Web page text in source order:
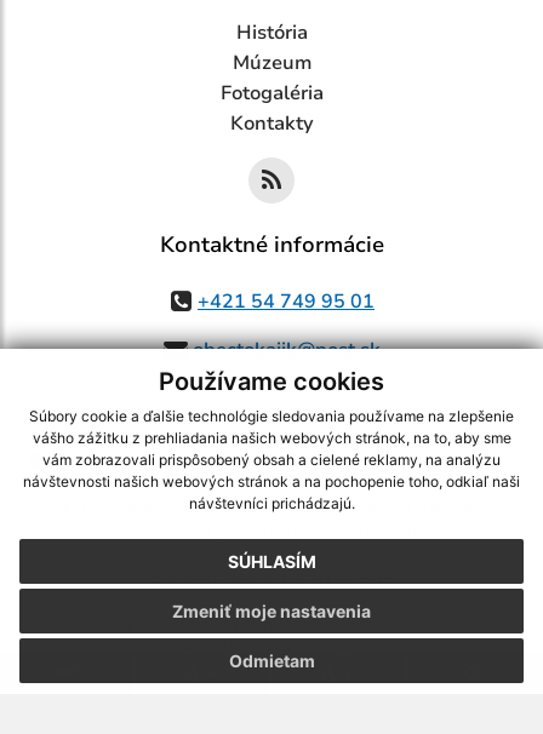
Používame cookies
Súbory cookie a ďalšie technológie sledovania používame na zlepšenie
vášho zážitku z prehliadania našich webových stránok, na to, aby sme
vám zobrazovali prispôsobený obsah a cielené reklamy, na analýzu
návštevnosti našich webových stránok a na pochopenie toho, odkiaľ naši
návštevníci prichádzajú.
SÚHLASÍM
Odmietam
Zmeniť moje nastavenia
História
Múzeum
Fotogaléria
Kontakty
Kontaktné informácie
+421 54 749 95 01
obectokajik@post.sk
využite možnosť získavania aktuálnych informácií s využitím RSS
CMS systém (redakčný) systém ECHELON 2,Mapa stránok,web portál
webex.digital, s.r.o.,domény,registrácia domény
Posledná aktualizácia:04.08.2026
Vytlačiť stránku|Vyhlásenie o prístupnosti